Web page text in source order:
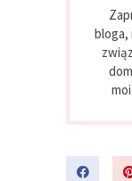
bloga,